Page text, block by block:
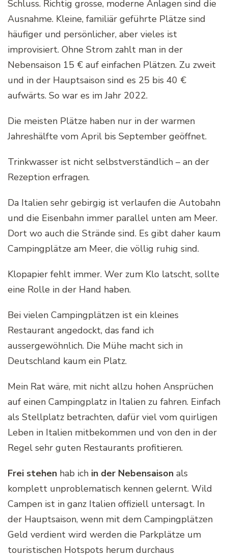
Schluss. Richtig grosse, moderne Anlagen sind die
Ausnahme. Kleine, familiär geführte Plätze sind
häufiger und persönlicher, aber vieles ist
improvisiert. Ohne Strom zahlt man in der
Nebensaison 15 € auf einfachen Plätzen. Zu zweit
und in der Hauptsaison sind es 25 bis 40 €
aufwärts. So war es im Jahr 2022.
Die meisten Plätze haben nur in der warmen
Jahreshälfte vom April bis September geöffnet.
Trinkwasser ist nicht selbstverständlich – an der
Rezeption erfragen.
Da Italien sehr gebirgig ist verlaufen die Autobahn
und die Eisenbahn immer parallel unten am Meer.
Dort wo auch die Strände sind. Es gibt daher kaum
Campingplätze am Meer, die völlig ruhig sind.
Klopapier fehlt immer. Wer zum Klo latscht, sollte
eine Rolle in der Hand haben.
Bei vielen Campingplätzen ist ein kleines
Restaurant angedockt, das fand ich
aussergewöhnlich. Die Mühe macht sich in
Deutschland kaum ein Platz.
Mein Rat wäre, mit nicht allzu hohen Ansprüchen
auf einen Campingplatz in Italien zu fahren. Einfach
als Stellplatz betrachten, dafür viel vom quirligen
Leben in Italien mitbekommen und von den in der
Regel sehr guten Restaurants profitieren.
Frei stehen hab ich in der Nebensaison als
komplett unproblematisch kennen gelernt. Wild
Campen ist in ganz Italien offiziell untersagt. In
der Hauptsaison, wenn mit dem Campingplätzen
Geld verdient wird werden die Parkplätze um
touristischen Hotspots herum durchaus